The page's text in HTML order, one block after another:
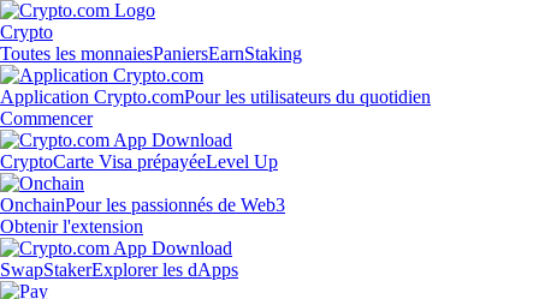
Crypto
Toutes les monnaiesPaniersEarnStaking
Application Crypto.comPour les utilisateurs du quotidien
Commencer
CryptoCarte Visa prépayéeLevel Up
OnchainPour les passionnés de Web3
Obtenir l'extension
SwapStakerExplorer les dApps